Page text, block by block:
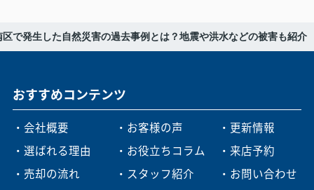
区で発生した自然災害の過去事例とは？地震や洪水などの被害も紹介
おすすめコンテンツ
・会社概要
・選ばれる理由
・売却の流れ
・お客様の声
・お役立ちコラム
・スタッフ紹介
・更新情報
・来店予約
・お問い合わせ